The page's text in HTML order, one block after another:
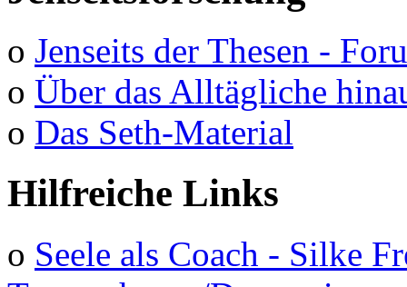
o Jenseits der Thesen -
o Über das Alltägliche
o Das Seth-Material
Hilfreiche Links
o Seele als Coach - Silke